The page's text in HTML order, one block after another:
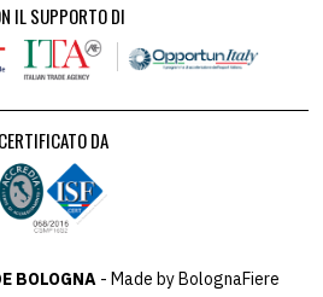
IL SUPPORTO DI
CERTIFICATO DA
BOLOGNA - Made by BolognaFiere